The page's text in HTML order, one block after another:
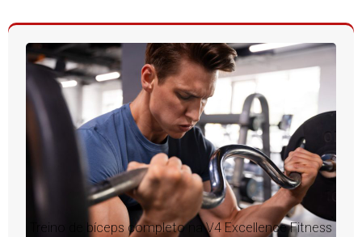
Treino de bíceps completo na V4 Excellence Fitness